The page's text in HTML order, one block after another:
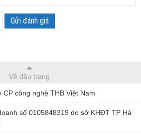
Gửi đánh giá
Về đầu trang
công nghệ THB Việt Nam
số 0105848319 do sở KHĐT TP Hà